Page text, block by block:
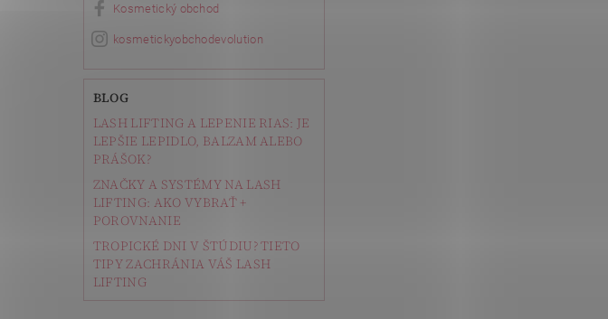
Kosmetický obchod
kosmetickyobchodevolution
BLOG
LASH LIFTING A LEPENIE RIAS: JE
LEPŠIE LEPIDLO, BALZAM ALEBO
PRÁŠOK?
ZNAČKY A SYSTÉMY NA LASH
LIFTING: AKO VYBRAŤ +
POROVNANIE
TROPICKÉ DNI V ŠTÚDIU? TIETO
TIPY ZACHRÁNIA VÁŠ LASH
LIFTING